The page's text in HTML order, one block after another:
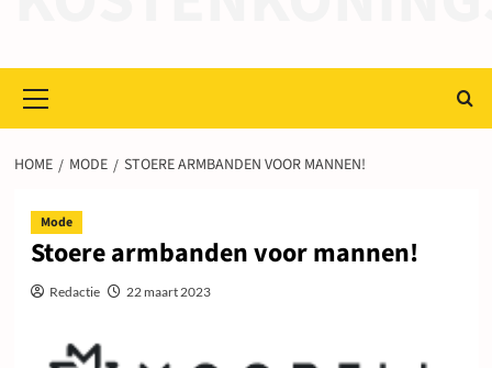
menu
HOME MODE STOERE ARMBANDEN VOOR MANNEN!
Mode
Stoere armbanden voor mannen!
Redactie 22 maart 2023